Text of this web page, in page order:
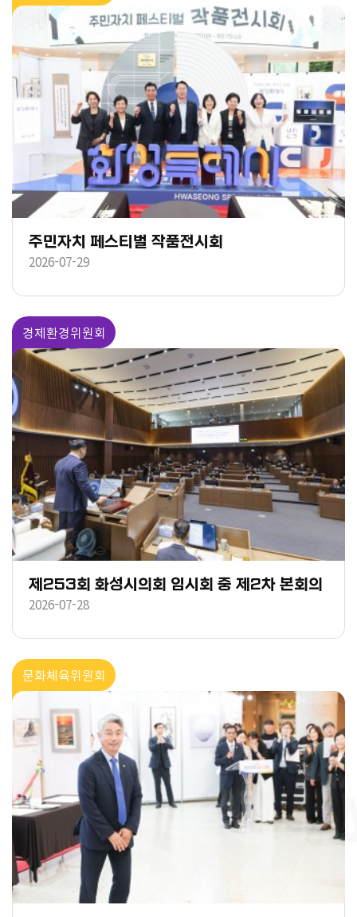
주민자치 페스티벌 작품전시회
2026-07-29
경제환경위원회
제253회 화성시의회 임시회 중 제2차 본회의
2026-07-28
문화체육위원회